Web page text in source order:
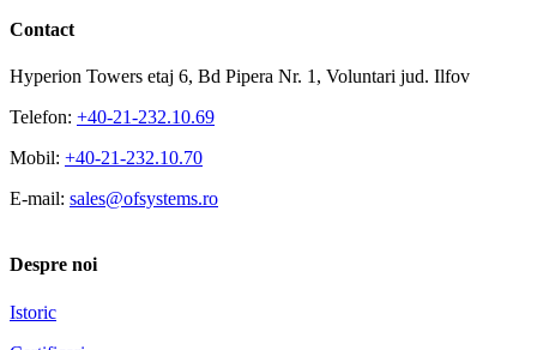
Contact
Hyperion Towers etaj 6, Bd Pipera Nr. 1, Voluntari jud. Ilfov
Telefon: +40-21-232.10.69
Mobil: +40-21-232.10.70
E-mail: sales@ofsystems.ro
Despre noi
Istoric